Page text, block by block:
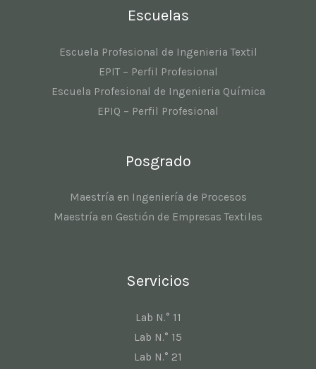
Escuelas
Escuela Profesional de Ingenieria Textil
EPIT – Perfil Profesional
Escuela Profesional de Ingenieria Química
EPIQ – Perfil Profesional
Posgrado
Maestría en Ingeniería de Procesos
Maestría en Gestión de Empresas Textiles
Servicios
Lab N.° 11
Lab N.° 15
Lab N.° 21